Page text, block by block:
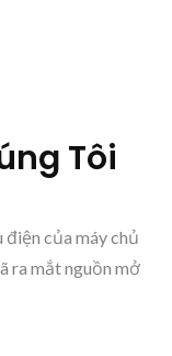
Tôi
điện của máy chủ
ra mắt nguồn mở